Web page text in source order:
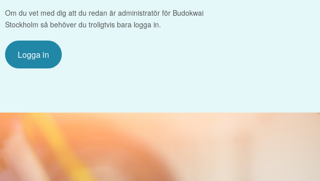
Om du vet med dig att du redan är administratör för Budokwai
Stockholm så behöver du troligtvis bara logga in.
Logga in